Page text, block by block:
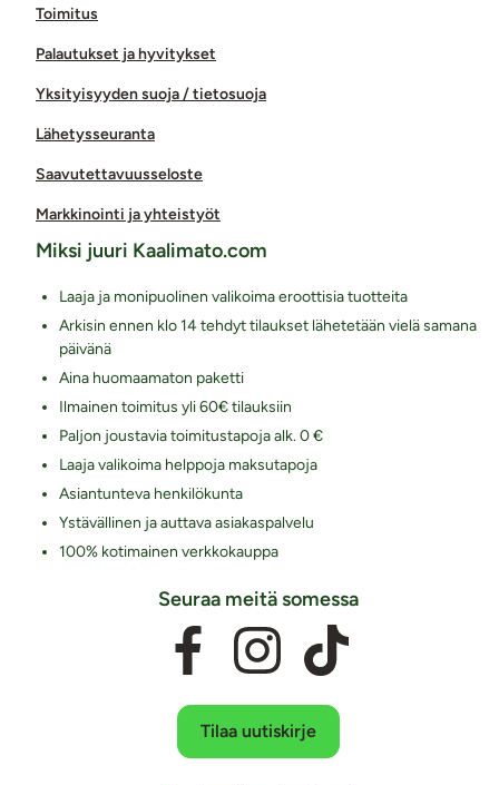
Halkaisija: 2,5 cm – 3 cm
Klitoriskiihottimen pituus: n. 5,5 cm
Paino: 180 g
Moottori: 3 moottoria. 3 helminauhan työntönopeutta,
USB-laturi ei sisälly pakkaukseen
Latausaika: 120 min
Vesitiivis. Tuotetta ei tule upottaa veteen.
Väri: Persikka
Lähetyspaketin koko: 30 x 21 x 8 cm
Lähetyksen paino: ~ 0.5 kg
Toimitus
Palautukset ja hyvitykset
Yksityisyyden suoja / tietosuoja
Lähetysseuranta
Saavutettavuusseloste
Markkinointi ja yhteistyöt
Miksi juuri Kaalimato.com
Laaja ja monipuolinen valikoima eroottisia tuotteita
Arkisin ennen klo 14 tehdyt tilaukset lähetetään vielä samana
päivänä
Aina huomaamaton paketti
Ilmainen toimitus yli 60€ tilauksiin
Paljon joustavia toimitustapoja alk. 0 €
Laaja valikoima helppoja maksutapoja
Asiantunteva henkilökunta
Ystävällinen ja auttava asiakaspalvelu
100% kotimainen verkkokauppa
Seuraa meitä somessa
Tilaa uutiskirje